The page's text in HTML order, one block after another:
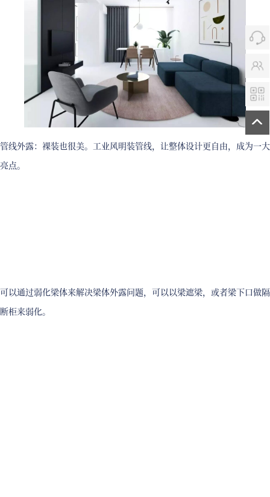
管线外露：裸装也很美。工业风明装管线，让整体设计更自由，成为一大
亮点。
可以通过弱化梁体来解决梁体外露问题，可以以梁遮梁，或者梁下口做隔
断柜来弱化。